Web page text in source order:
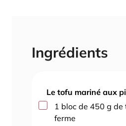
Ingrédients
Le tofu mariné aux
▢1 bloc de 450 g
ferme